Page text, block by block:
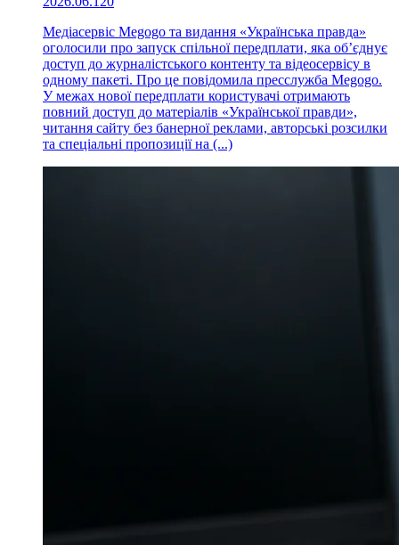
Медіасервіс Megogo та видання «Українська правда»
оголосили про запуск спільної передплати, яка об’єднує
доступ до журналістського контенту та відеосервісу в
одному пакеті. Про це повідомила пресслужба Megogo.
У межах нової передплати користувачі отримають
повний доступ до матеріалів «Української правди»,
читання сайту без банерної реклами, авторські розсилки
та спеціальні пропозиції на (...)